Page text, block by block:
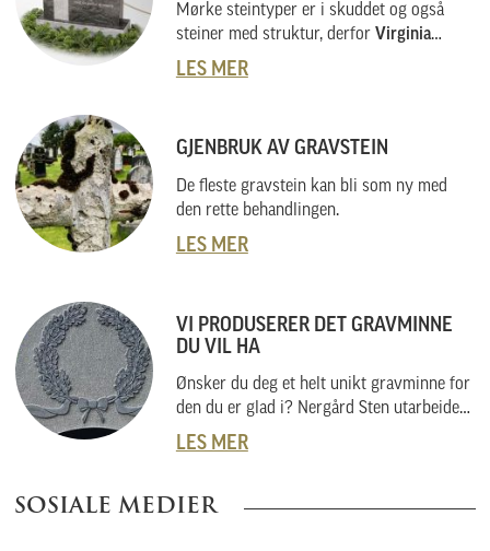
Mørke steintyper er i skuddet og også
steiner med struktur, derfor Virginia
Black.
LES MER
GJENBRUK AV GRAVSTEIN
De fleste gravstein kan bli som ny med
den rette behandlingen.
LES MER
VI PRODUSERER DET GRAVMINNE
DU VIL HA
Ønsker du deg et helt unikt gravminne for
den du er glad i? Nergård Sten utarbeider
også helt unike gravminner i samarbeid
med kunder. Vi skal her forklare hvordan
om du har noe helt spesielt i tankene.
LES MER
SOSIALE MEDIER